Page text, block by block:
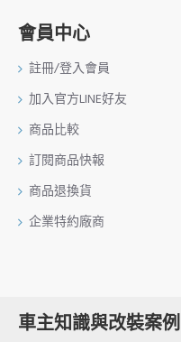
會員中心
註冊/登入會員
加入官方LINE好友
商品比較
訂閱商品快報
商品退換貨
企業特約廠商
車主知識與改裝案例